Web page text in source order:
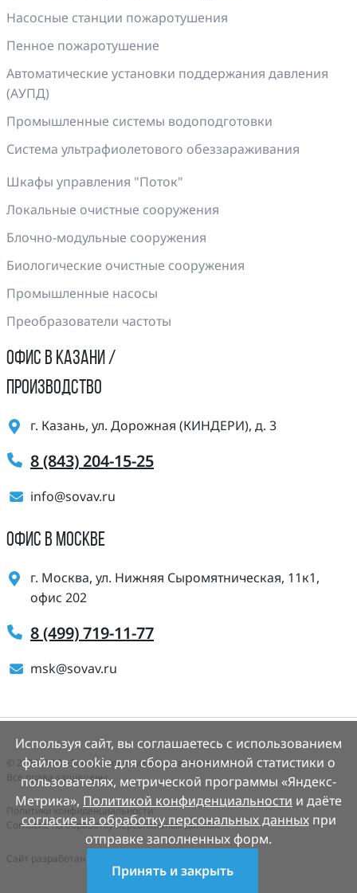
Насосные станции пожаротушения
Пенное пожаротушение
Автоматические установки поддержания давления
(АУПД)
Промышленные системы водоподготовки
Система ультрафиолетового обеззараживания
Шкафы управления "Поток"
Локальные очистные сооружения
Блочно-модульные сооружения
Биологические очистные сооружения
Промышленные насосы
Преобразователи частоты
ОФИС В КАЗАНИ /
ПРОИЗВОДСТВО
г. Казань, ул. Дорожная (КИНДЕРИ), д. 3
8 (843) 204-15-25
info@sovav.ru
ОФИС В МОСКВЕ
г. Москва, ул. Нижняя Сыромятническая, 11к1,
офис 202
8 (499) 719-11-77
msk@sovav.ru
© 2025 ООО «Завод «Современная Автоматика».
Все права защищены.
Политики конфиденциальности
Согласие на обработку персональных данных
Cайт разработан
Используя сайт, вы соглашаетесь с использованием
файлов cookie для сбора анонимной статистики о
пользователях, метрической программы «Яндекс-
Метрика», Политикой конфиденциальности и даёте
согласие на обработку персональных данныхпри
отправке заполненных форм.
Принять и закрыть